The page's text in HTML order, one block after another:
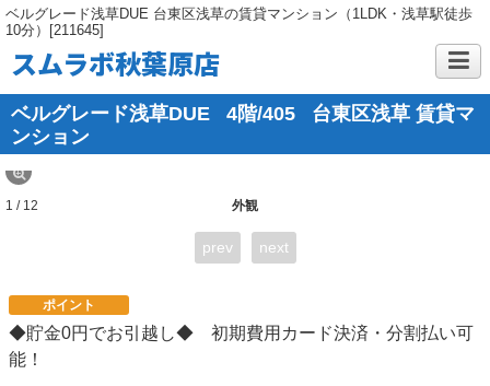
ベルグレード浅草DUE 台東区浅草の賃貸マンション（1LDK・浅草駅徒歩
10分）[211645]
スムラボ秋葉原店
ベルグレード浅草DUE 4階/405
台東区浅草 賃貸マ
ンション
外観
1 / 12
prev next
ポイント
◆貯金0円でお引越し◆ 初期費用カード決済・分割払い可
能！